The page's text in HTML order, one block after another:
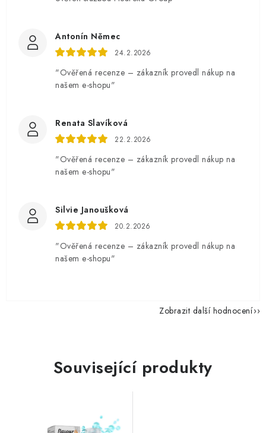
Antonín Němec
24.2.2026
"Ověřená recenze – zákazník provedl nákup na
našem e-shopu"
Renata Slavíková
22.2.2026
"Ověřená recenze – zákazník provedl nákup na
našem e-shopu"
Silvie Janoušková
20.2.2026
"Ověřená recenze – zákazník provedl nákup na
našem e-shopu"
Zobrazit další hodnocení
Související produkty